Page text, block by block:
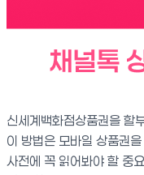
신세계백화점상품권을 할
이 방법은 모바일 상품권
사전에 꼭 읽어봐야 할 중